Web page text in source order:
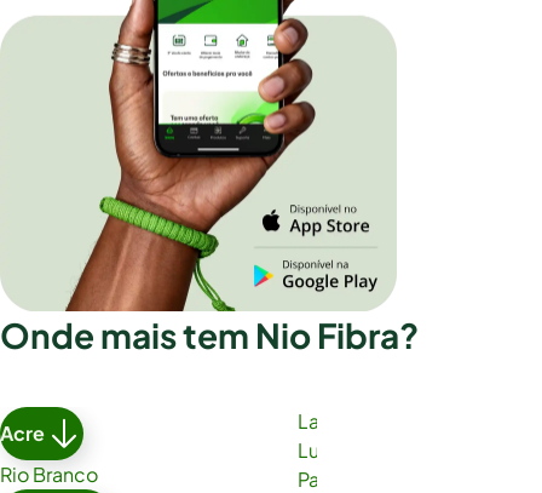
Onde mais tem Nio Fibra?
Acre
Rio Branco
Lauro de Freitas
Luís Eduardo Magalhães
Paulo Afonso